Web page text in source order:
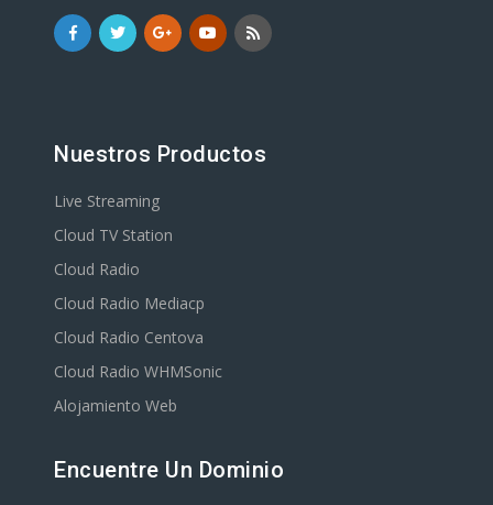
Nuestros Productos
Live Streaming
Cloud TV Station
Cloud Radio
Cloud Radio Mediacp
Cloud Radio Centova
Cloud Radio WHMSonic
Alojamiento Web
Encuentre Un Dominio